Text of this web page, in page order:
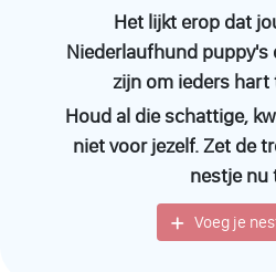
Schwyzer Niederlaufhund puppy
ons aanbod van beschikbare
en neem contact op om meer te
zullen u graag adviseren en u
geïnformeerde keuze. Kies
Schwyzer Niederlaufhunden
Het lijkt erop dat
Niederlaufhund puppy's
zijn om ieders hart
Houd al die schattige,
niet voor jezelf. Zet de
nestje nu
Voeg je